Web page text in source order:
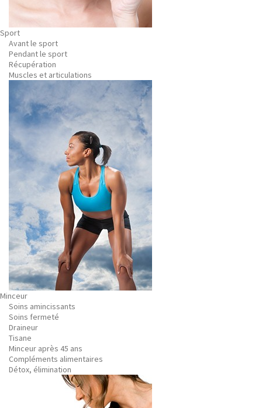
Sport
Avant le sport
Pendant le sport
Récupération
Muscles et articulations
Minceur
Soins amincissants
Soins fermeté
Draineur
Tisane
Minceur après 45 ans
Compléments alimentaires
Détox, élimination